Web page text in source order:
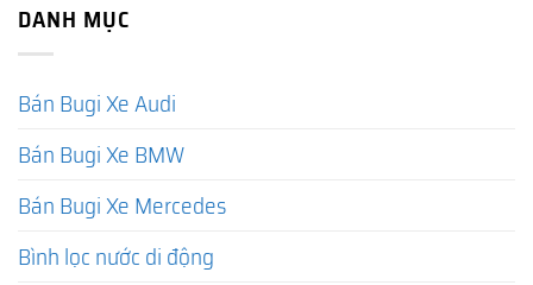
DANH MỤC
Bán Bugi Xe Audi
Bán Bugi Xe BMW
Bán Bugi Xe Mercedes
Bình lọc nước di động